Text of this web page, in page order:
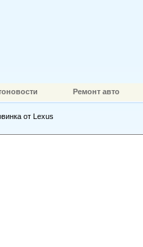
Ремонт авто
от Lexus